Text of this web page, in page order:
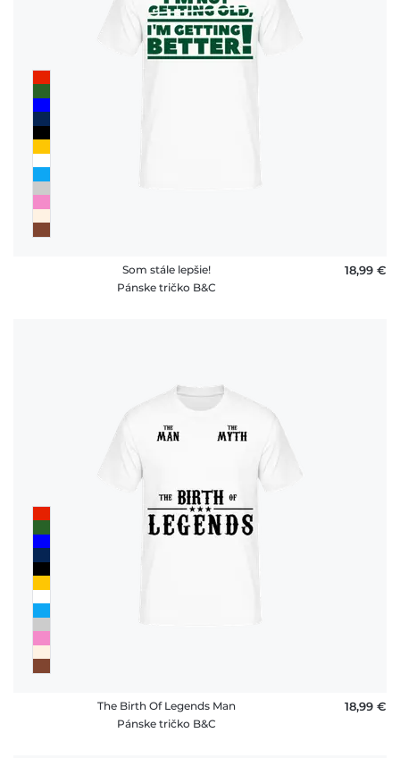
Som stále lepšie!
Pánske tričko B&C
18,99 €
The Birth Of Legends Man
Pánske tričko B&C
18,99 €